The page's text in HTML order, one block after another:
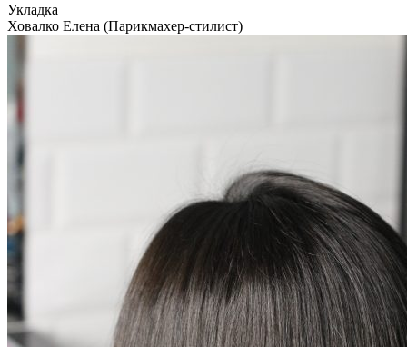
Укладка
Ховалко Елена (Парикмахер-стилист)